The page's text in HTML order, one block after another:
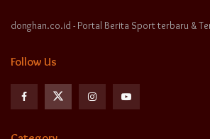
donghan.co.id - Portal Berita Sport terbaru &
Follow Us